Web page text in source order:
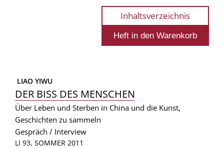
Inhaltsverzeichnis
LIAO YIWU
DER BISS DES MENSCHEN
Über Leben und Sterben in China und die Kunst,
Geschichten zu sammeln
Gespräch / Interview
LI 93, SOMMER 2011